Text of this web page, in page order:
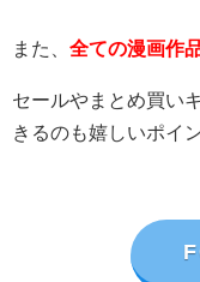
また、 全ての漫画作
セールやまとめ買い
きるのも嬉しいポイ